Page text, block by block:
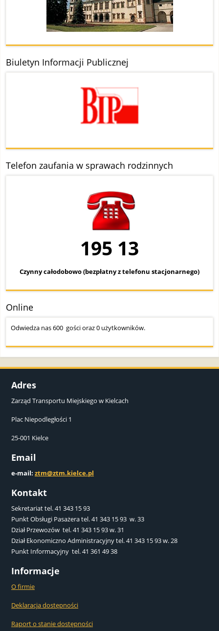
Biuletyn Informacji Publicznej
Telefon zaufania w sprawach rodzinnych
195 13
Czynny całodobowo (bezpłatny z telefonu stacjonarnego)
Online
Odwiedza nas 600 gości oraz 0 użytkowników.
Adres
Zarząd Transportu Miejskiego w Kielcach
Plac Niepodległości 1
25-001 Kielce
Email
e-mail: ztm@ztm.kielce.pl
Kontakt
Sekretariat tel. 41 343 15 93
Punkt Obsługi Pasażera tel. 41 343 15 93 w. 33
Dział Przewozów tel. 41 343 15 93 w. 31
Dział Ekonomiczno Administracyjny tel. 41 343 15 93 w. 28
Punkt Informacyjny tel. 41 361 49 38
Informacje
O firmie
Deklaracja dostępności
Raport o stanie dostępności